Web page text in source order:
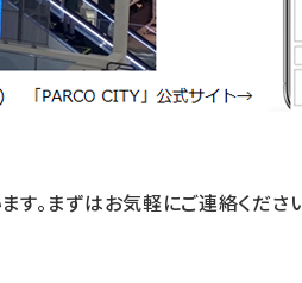
。まずはお気軽にご連絡くださ